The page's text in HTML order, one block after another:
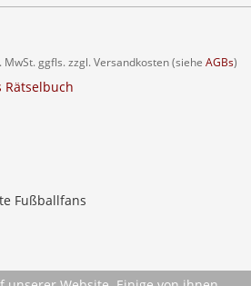
ggfls. zzgl. Versandkosten (siehe AGBs)
Rätselbuch
Fußballfans